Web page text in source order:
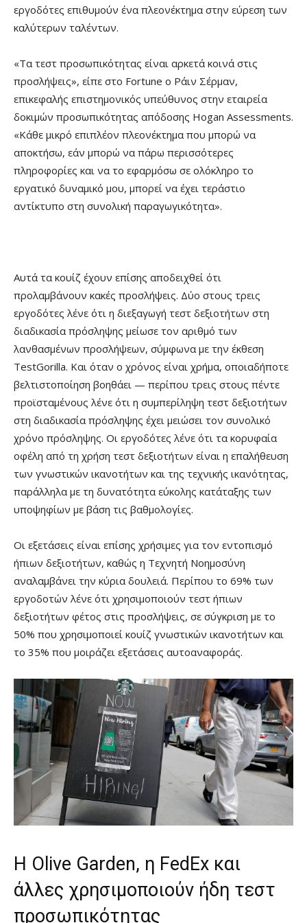
εργοδότες επιθυμούν ένα πλεονέκτημα στην εύρεση των
καλύτερων ταλέντων.
«Τα τεστ προσωπικότητας είναι αρκετά κοινά στις
προσλήψεις», είπε στο Fortune ο Ράιν Σέρμαν,
επικεφαλής επιστημονικός υπεύθυνος στην εταιρεία
δοκιμών προσωπικότητας απόδοσης Hogan Assessments.
«Κάθε μικρό επιπλέον πλεονέκτημα που μπορώ να
αποκτήσω, εάν μπορώ να πάρω περισσότερες
πληροφορίες και να το εφαρμόσω σε ολόκληρο το
εργατικό δυναμικό μου, μπορεί να έχει τεράστιο
αντίκτυπο στη συνολική παραγωγικότητα».
Αυτά τα κουίζ έχουν επίσης αποδειχθεί ότι
προλαμβάνουν κακές προσλήψεις. Δύο στους τρεις
εργοδότες λένε ότι η διεξαγωγή τεστ δεξιοτήτων στη
διαδικασία πρόσληψης μείωσε τον αριθμό των
λανθασμένων προσλήψεων, σύμφωνα με την έκθεση
TestGorilla. Και όταν ο χρόνος είναι χρήμα, οποιαδήποτε
βελτιστοποίηση βοηθάει — περίπου τρεις στους πέντε
προϊσταμένους λένε ότι η συμπερίληψη τεστ δεξιοτήτων
στη διαδικασία πρόσληψης έχει μειώσει τον συνολικό
χρόνο πρόσληψης. Οι εργοδότες λένε ότι τα κορυφαία
οφέλη από τη χρήση τεστ δεξιοτήτων είναι η επαλήθευση
των γνωστικών ικανοτήτων και της τεχνικής ικανότητας,
παράλληλα με τη δυνατότητα εύκολης κατάταξης των
υποψηφίων με βάση τις βαθμολογίες.
Οι εξετάσεις είναι επίσης χρήσιμες για τον εντοπισμό
ήπιων δεξιοτήτων, καθώς η Τεχνητή Νοημοσύνη
αναλαμβάνει την κύρια δουλειά. Περίπου το 69% των
εργοδοτών λένε ότι χρησιμοποιούν τεστ ήπιων
δεξιοτήτων φέτος στις προσλήψεις, σε σύγκριση με το
50% που χρησιμοποιεί κουίζ γνωστικών ικανοτήτων και
το 35% που μοιράζει εξετάσεις αυτοαναφοράς.
Η Olive Garden, η FedEx και
άλλες χρησιμοποιούν ήδη τεστ
προσωπικότητας